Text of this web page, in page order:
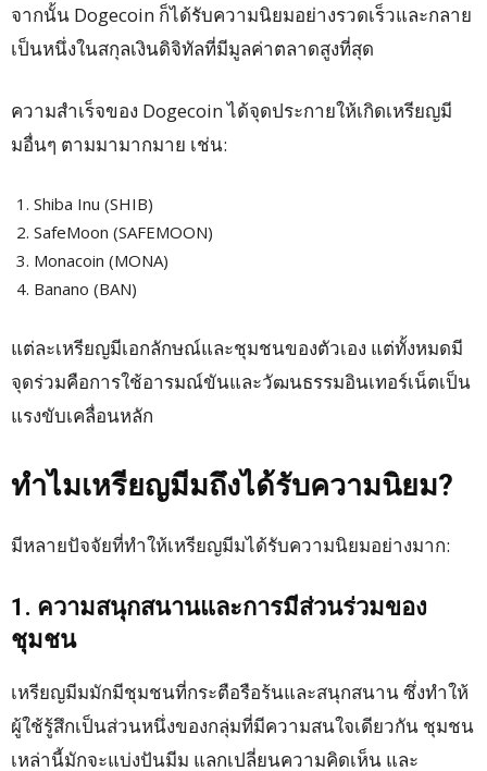
จากนั้น Dogecoin ก็ได้รับความนิยมอย่างรวดเร็วและกลาย
เป็นหนึ่งในสกุลเงินดิจิทัลที่มีมูลค่าตลาดสูงที่สุด
ความสำเร็จของ Dogecoin ได้จุดประกายให้เกิดเหรียญมี
มอื่นๆ ตามมามากมาย เช่น:
Shiba Inu (SHIB)
SafeMoon (SAFEMOON)
Monacoin (MONA)
Banano (BAN)
แต่ละเหรียญมีเอกลักษณ์และชุมชนของตัวเอง แต่ทั้งหมดมี
จุดร่วมคือการใช้อารมณ์ขันและวัฒนธรรมอินเทอร์เน็ตเป็น
แรงขับเคลื่อนหลัก
ทำไมเหรียญมีมถึงได้รับความนิยม?
มีหลายปัจจัยที่ทำให้เหรียญมีมได้รับความนิยมอย่างมาก:
1. ความสนุกสนานและการมีส่วนร่วมของ
ชุมชน
เหรียญมีมมักมีชุมชนที่กระตือรือร้นและสนุกสนาน ซึ่งทำให้
ผู้ใช้รู้สึกเป็นส่วนหนึ่งของกลุ่มที่มีความสนใจเดียวกัน ชุมชน
เหล่านี้มักจะแบ่งปันมีม แลกเปลี่ยนความคิดเห็น และ